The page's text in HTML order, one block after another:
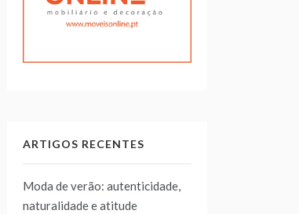
ARTIGOS RECENTES
Moda de verão: autenticidade,
naturalidade e atitude